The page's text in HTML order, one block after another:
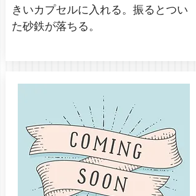
きいカプセルに入れる。振るとつい
た砂鉄が落ちる。